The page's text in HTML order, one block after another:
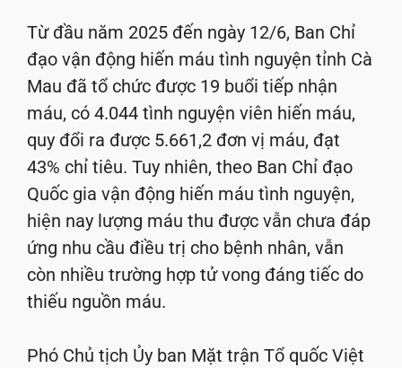
Từ đầu năm 2025 đến ngày 12/6, Ban Chỉ
đạo vận động hiến máu tình nguyện tỉnh Cà
Mau đã tổ chức được 19 buổi tiếp nhận
máu, có 4.044 tình nguyện viên hiến máu,
quy đổi ra được 5.661,2 đơn vị máu, đạt
43% chỉ tiêu. Tuy nhiên, theo Ban Chỉ đạo
Quốc gia vận động hiến máu tình nguyện,
hiện nay lượng máu thu được vẫn chưa đáp
ứng nhu cầu điều trị cho bệnh nhân, vẫn
còn nhiều trường hợp tử vong đáng tiếc do
thiếu nguồn máu.
Phó Chủ tịch Ủy ban Mặt trận Tổ quốc Việt